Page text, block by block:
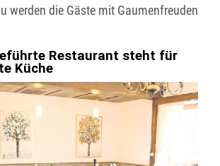
werden die Gäste mit Gaumenfreuden
Restaurant steht für
Küche